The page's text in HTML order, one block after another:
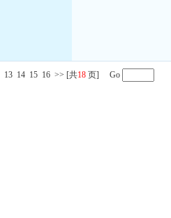
13 14 15 16 >> [共18 页] Go